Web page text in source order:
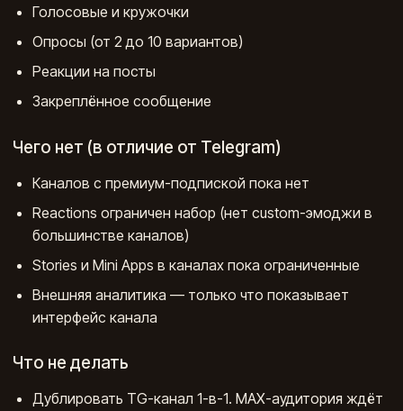
Голосовые и кружочки
Опросы (от 2 до 10 вариантов)
Реакции на посты
Закреплённое сообщение
Чего нет (в отличие от Telegram)
Каналов с премиум-подпиской пока нет
Reactions ограничен набор (нет custom-эмоджи в
большинстве каналов)
Stories и Mini Apps в каналах пока ограниченные
Внешняя аналитика — только что показывает
интерфейс канала
Что не делать
Дублировать TG-канал 1-в-1. МАХ-аудитория ждёт